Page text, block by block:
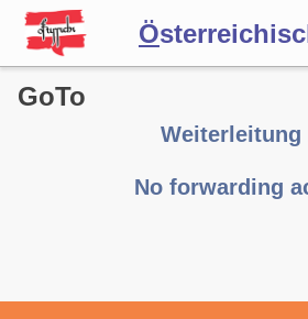
Ö
Wörterbuch
GoTo
Weiterleitung
No forwarding